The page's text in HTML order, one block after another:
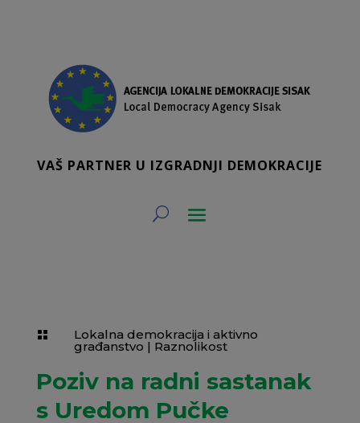
VAŠ PARTNER U IZGRADNJI DEMOKRACIJE
 Lokalna demokracija i aktivno
građanstvo | Raznolikost
Poziv na radni sastanak
s Uredom Pučke